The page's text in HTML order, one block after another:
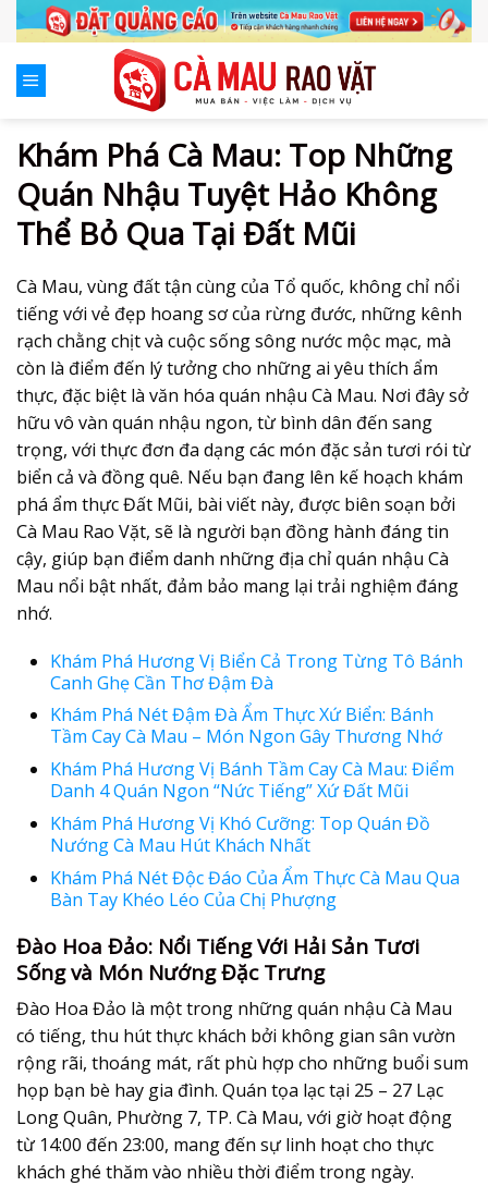
Skip
to
content
Khám Phá Cà Mau: Top Những
Quán Nhậu Tuyệt Hảo Không
Thể Bỏ Qua Tại Đất Mũi
Cà Mau, vùng đất tận cùng của Tổ quốc, không chỉ nổi
tiếng với vẻ đẹp hoang sơ của rừng đước, những kênh
rạch chằng chịt và cuộc sống sông nước mộc mạc, mà
còn là điểm đến lý tưởng cho những ai yêu thích ẩm
thực, đặc biệt là văn hóa quán nhậu Cà Mau. Nơi đây sở
hữu vô vàn quán nhậu ngon, từ bình dân đến sang
trọng, với thực đơn đa dạng các món đặc sản tươi rói từ
biển cả và đồng quê. Nếu bạn đang lên kế hoạch khám
phá ẩm thực Đất Mũi, bài viết này, được biên soạn bởi
Cà Mau Rao Vặt, sẽ là người bạn đồng hành đáng tin
cậy, giúp bạn điểm danh những địa chỉ quán nhậu Cà
Mau nổi bật nhất, đảm bảo mang lại trải nghiệm đáng
nhớ.
Khám Phá Hương Vị Biển Cả Trong Từng Tô Bánh
Canh Ghẹ Cần Thơ Đậm Đà
Khám Phá Nét Đậm Đà Ẩm Thực Xứ Biển: Bánh
Tầm Cay Cà Mau – Món Ngon Gây Thương Nhớ
Khám Phá Hương Vị Bánh Tầm Cay Cà Mau: Điểm
Danh 4 Quán Ngon “Nức Tiếng” Xứ Đất Mũi
Khám Phá Hương Vị Khó Cưỡng: Top Quán Đồ
Nướng Cà Mau Hút Khách Nhất
Khám Phá Nét Độc Đáo Của Ẩm Thực Cà Mau Qua
Bàn Tay Khéo Léo Của Chị Phượng
Đào Hoa Đảo: Nổi Tiếng Với Hải Sản Tươi
Sống và Món Nướng Đặc Trưng
Đào Hoa Đảo là một trong những quán nhậu Cà Mau
có tiếng, thu hút thực khách bởi không gian sân vườn
rộng rãi, thoáng mát, rất phù hợp cho những buổi sum
họp bạn bè hay gia đình. Quán tọa lạc tại 25 – 27 Lạc
Long Quân, Phường 7, TP. Cà Mau, với giờ hoạt động
từ 14:00 đến 23:00, mang đến sự linh hoạt cho thực
khách ghé thăm vào nhiều thời điểm trong ngày.